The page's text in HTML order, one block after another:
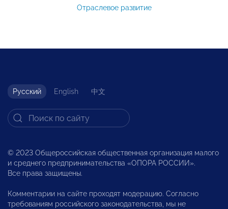
Отраслевое развитие
Русский English 中文
© 2023 Общероссийская общественная организация малого
и среднего предпринимательства «ОПОРА РОССИИ».
Все права защищены.
Комментарии на сайте проходят модерацию. Согласно
требованиям российского законодательства, мы не